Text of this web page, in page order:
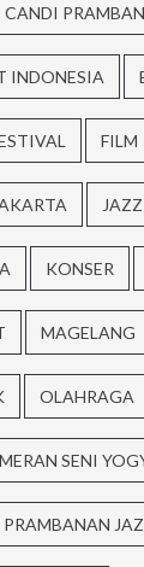
CANDI
INDONESIA
FILM
JAZZ
KONSER
MAGELANG
OLAHRAGA
SENI
PRAMBANAN